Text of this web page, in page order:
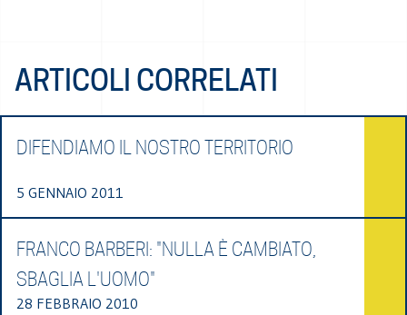
ARTICOLI CORRELATI
DIFENDIAMO IL NOSTRO TERRITORIO
5 GENNAIO 2011
FRANCO BARBERI: "NULLA È CAMBIATO,
SBAGLIA L'UOMO"
28 FEBBRAIO 2010